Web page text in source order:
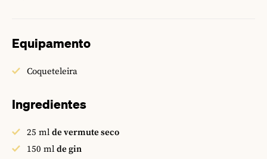
Equipamento
Coqueteleira
Ingredientes
25 ml de vermute seco
150 ml de gin